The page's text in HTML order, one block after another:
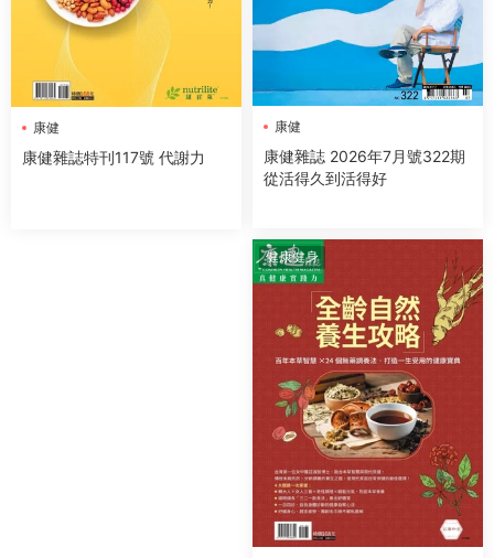
康健
康健雜誌特刊117號 代謝力
康健
康健雜誌 2026年7月號322期
從活得久到活得好
健康健身